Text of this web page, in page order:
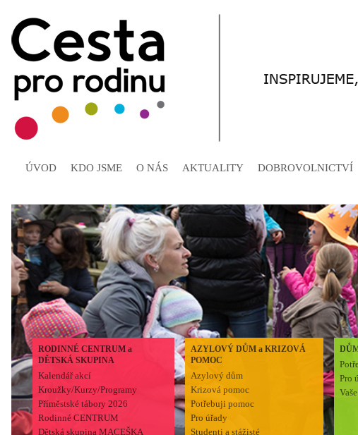
ÚVOD KDO JSME O NÁS AKTUALITY DOBROVOLNICTVÍ
RODINNÉ CENTRUM a
DĚTSKÁ SKUPINA
Kalendář akcí
Kroužky/Kurzy/Programy
Příměstské tábory 2026
Rodinné CENTRUM
Dětská skupina MACEŠKA
AZYLOVÝ DŮM a KRIZOVÁ
POMOC
Azylový dům
Krizová pomoc
Potřebuji pomoc
Pro úřady
Studenti a stážisté
Pro